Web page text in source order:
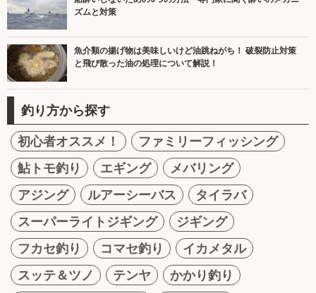
ズムと対策
魚介類の揚げ物は美味しいけど油跳ねがち！ 破裂防止対策
と飛び散った油の処理について解説！
釣り方から探す
初心者オススメ！
ファミリーフィッシング
鮎トモ釣り
エギング
メバリング
アジング
ルアーシーバス
タイラバ
スーパーライトジギング
ジギング
フカセ釣り
コマセ釣り
イカメタル
スッテ＆ツノ
テンヤ
かかり釣り